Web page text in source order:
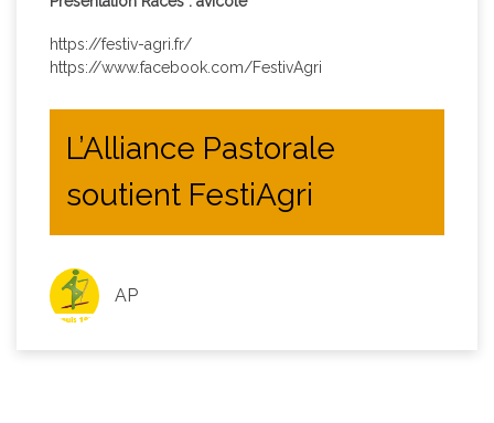
https://festiv-agri.fr/
https://www.facebook.com/FestivAgri
L’Alliance Pastorale
soutient FestiAgri
AP